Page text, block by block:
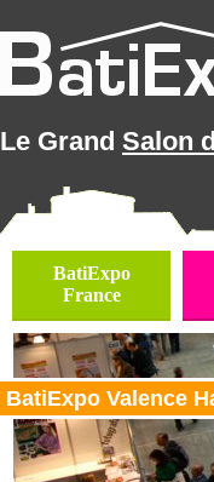
Le Grand Salon
BatiExpo
France
BatiExpo Valence